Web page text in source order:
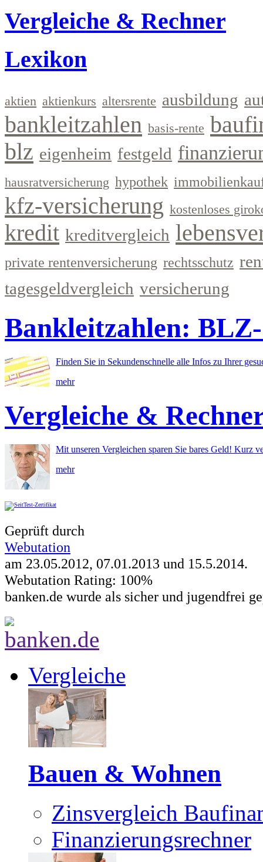
Vergleiche & Rechner
Lexikon
aktien aktienkurs altersrente ausbildung
bankleitzahlen basis-rente
blz eigenheim festgeld
hausratversicherung hypothek
kfz-versicherung kostenloses
kredit kreditvergleich
private rentenversicherung rechtsschutz
tagesgeldvergleich versicherung
Bankleitzahlen: BLZ-
Finden Sie in Sekundenschnelle alle Infos zu Ihrer
mehr
Vergleiche &
Mit unseren Vergleichen sparen Sie bares Geld! Kurz
mehr
Geprüft durch
Webutation
am 23.05.2012, 07.01.2013 und 15.5.2014.
Webutation Rating: 100%
banken.de wurde als sicher und jugendfrei
Vergleiche
Bauen & Wohnen
Zinsvergleich
Finanzierungsrechner